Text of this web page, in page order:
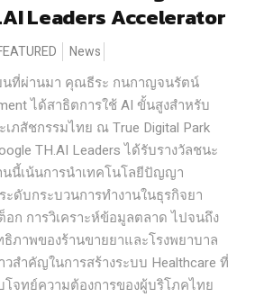
Leaders Accelerator
News
นที่ผ่านมา คุณธีระ กนกาญจนรัตน์
ได้สาธิตการใช้ AI ขั้นสูงสำหรับ
ภสัชกรรมไทย ณ True Digital Park
TH.AI Leaders ได้รับรางวัลชนะ
นนี้เน้นการนำเทคโนโลยีปัญญา
ดับกระบวนการทำงานในธุรกิจยา
ก การวิเคราะห์ข้อมูลตลาด ไปจนถึง
ภาพของร้านขายยาและโรงพยาบาล
วสำคัญในการสร้างระบบ Healthcare ที่
จทย์ความต้องการของผู้บริโภคไทย